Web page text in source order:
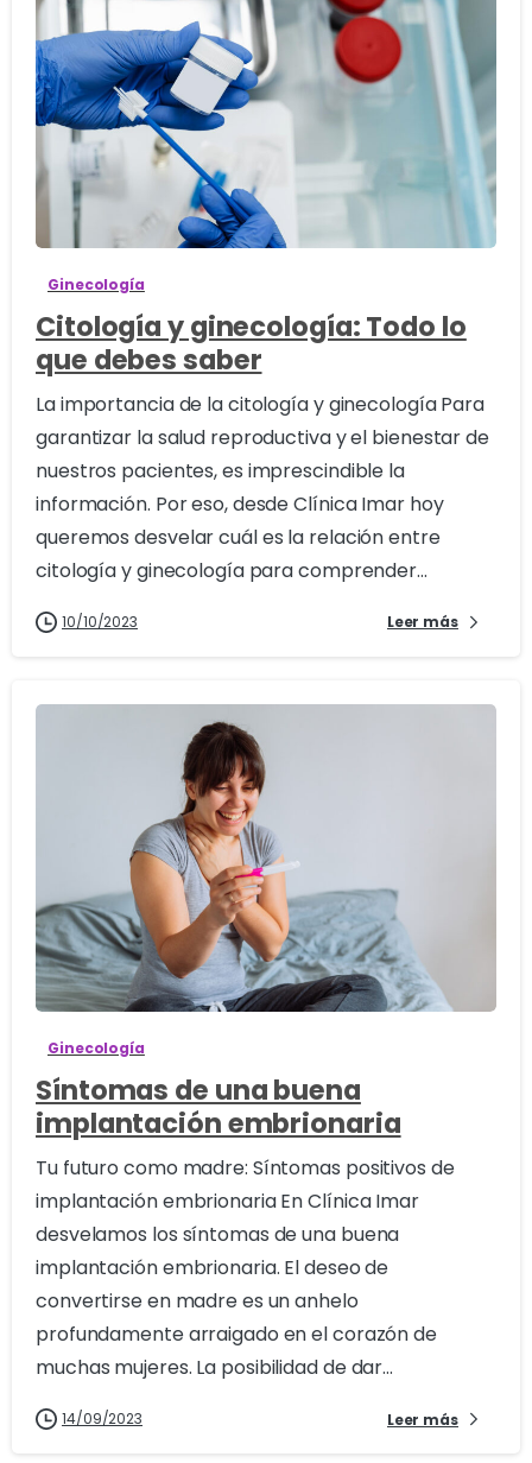
Ginecología
Citología y ginecología: Todo lo
que debes saber
La importancia de la citología y ginecología Para
garantizar la salud reproductiva y el bienestar de
nuestros pacientes, es imprescindible la
información. Por eso, desde Clínica Imar hoy
queremos desvelar cuál es la relación entre
citología y ginecología para comprender...
10/10/2023 Leer más
Ginecología
Síntomas de una buena
implantación embrionaria
Tu futuro como madre: Síntomas positivos de
implantación embrionaria En Clínica Imar
desvelamos los síntomas de una buena
implantación embrionaria. El deseo de
convertirse en madre es un anhelo
profundamente arraigado en el corazón de
muchas mujeres. La posibilidad de dar...
14/09/2023 Leer más